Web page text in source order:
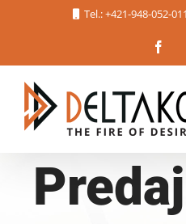
content
Tel.: +421-948-052-011